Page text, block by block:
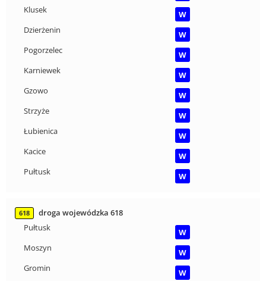
Klusek
W
Dzierżenin
W
Pogorzelec
W
Karniewek
W
Gzowo
W
Strzyże
W
Łubienica
W
Kacice
W
Pułtusk
W
618
droga wojewódzka 618
Pułtusk
W
Moszyn
W
Gromin
W